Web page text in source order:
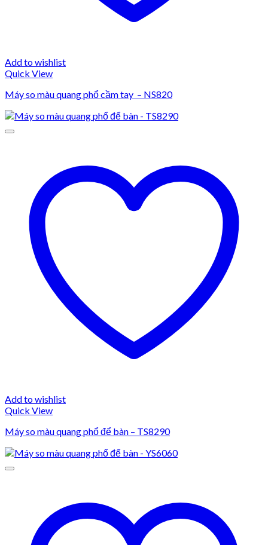
Add to wishlist
Quick View
Máy so màu quang phổ cầm tay – NS820
Add to wishlist
Quick View
Máy so màu quang phổ để bàn – TS8290